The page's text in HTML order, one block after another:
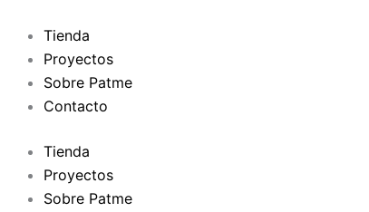
contenido
Tienda
Proyectos
Sobre Patme
Contacto
Tienda
Proyectos
Sobre Patme